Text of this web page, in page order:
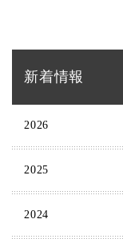
新着情報
2026
2025
2024